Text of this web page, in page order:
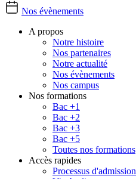
Nos évènements
A propos
Notre histoire
Nos partenaires
Notre actualité
Nos évènements
Nos campus
Nos formations
Bac +1
Bac +2
Bac +3
Bac +5
Toutes nos formations
Accès rapides
Processus d'admission